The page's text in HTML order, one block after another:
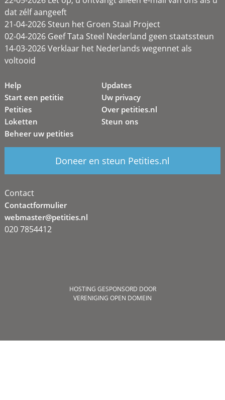
dat zélf aangeeft
21-04-2026 Steun het Groen Staal Project
02-04-2026 Geef Tata Steel Nederland geen staatssteun
14-03-2026 Verklaar het Nederlands wegennet als
voltooid
Help
Start een petitie
Petities
Loketten
Beheer uw petities
Updates
Uw privacy
Over petities.nl
Steun ons
Doneer en steun Petities.nl
Contact
Contactformulier
webmaster@petities.nl
020 7854412
HOSTING GESPONSORD DOOR
VERENIGING OPEN DOMEIN